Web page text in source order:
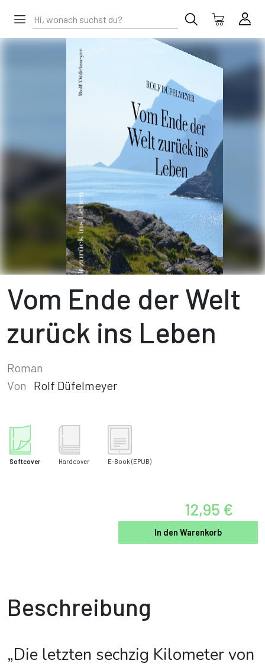
Vom Ende der Welt
zurück ins Leben
Roman
Von
Rolf Düfelmeyer
Softcover Hardcover E-Book (EPUB)
12,95 €
In den Warenkorb
Beschreibung
„Die letzten sechzig Kilometer von